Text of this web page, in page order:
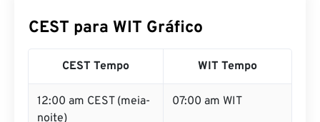
CEST para WIT Gráfico
CEST Tempo WIT Tempo
12:00 am CEST (meia-
noite)
07:00 am WIT